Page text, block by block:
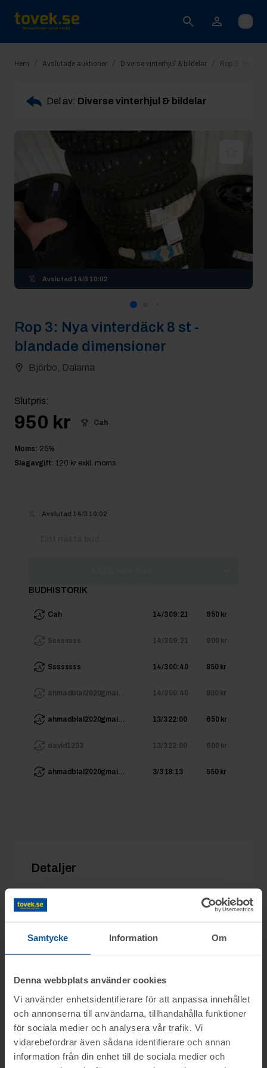
Samtycke Information Om
Denna webbplats använder cookies
Vi använder enhetsidentifierare för att anpassa innehållet
och annonserna till användarna, tillhandahålla funktioner
för sociala medier och analysera vår trafik. Vi
vidarebefordrar även sådana identifierare och annan
information från din enhet till de sociala medier och
Öppna
Hem / Avslutade auktioner / Diverse vinterhjul & bildelar / Rop 3: Nya
Del av: Diverse vinterhjul & bildelar
Avslutad 14/3 10:02
Rop 3: Nya vinterdäck 8 st -
blandade dimensioner
Björbo, Dalarna
Slutpris:
950 kr Cah
Moms: 25%
Slagavgift: 120 kr exkl. moms
Avslutad 14/3 10:02
BUDHISTORIK
Cah 14/3 09:21 950 kr
Ssssssss 14/3 09:21 900 kr
Ssssssss 14/3 00:40 850 kr
ahmadblal2020gmai... 14/3 00:40 800 kr
ahmadblal2020gmai... 13/3 22:00 650 kr
david1233 13/3 22:00 600 kr
ahmadblal2020gmai... 3/3 18:13 550 kr
Detaljer
Utgångspris:
Moms:
Information
Objektet säljes i befintligt skick.
Det är upp till köparen att kontrollera
Frågor